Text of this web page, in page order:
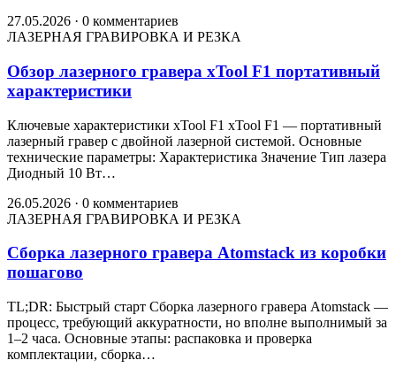
27.05.2026 · 0 комментариев
ЛАЗЕРНАЯ ГРАВИРОВКА И РЕЗКА
Обзор лазерного гравера xTool F1 портативный
характеристики
Ключевые характеристики xTool F1 xTool F1 — портативный
лазерный гравер с двойной лазерной системой. Основные
технические параметры: Характеристика Значение Тип лазера
Диодный 10 Вт…
26.05.2026 · 0 комментариев
ЛАЗЕРНАЯ ГРАВИРОВКА И РЕЗКА
Сборка лазерного гравера Atomstack из коробки
пошагово
TL;DR: Быстрый старт Сборка лазерного гравера Atomstack —
процесс, требующий аккуратности, но вполне выполнимый за
1–2 часа. Основные этапы: распаковка и проверка
комплектации, сборка…